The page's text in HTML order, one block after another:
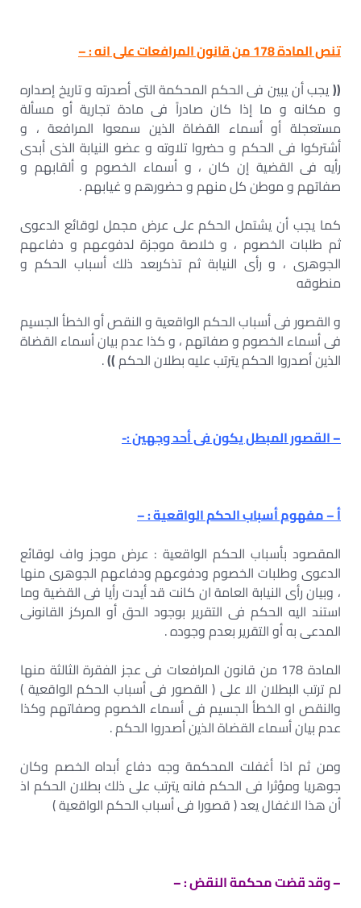
تنص المادة 178 من قانون المرافعات على انه : –
((يجب أن يبين فى الحكم المحكمة التى أصدرته و تاريخ إصداره
و مكانه و ما إذا كان صادراً فى مادة تجارية أو مسألة
مستعجلة أو أسماء القضاة الذين سمعوا المرافعة ، و
أشتركوا فى الحكم و حضروا تلاوته و عضو النيابة الذى أبدى
رأيه فى القضية إن كان ، و أسماء الخصوم و ألقابهم و
صفاتهم و موطن كل منهم و حضورهم و غيابهم .
كما يجب أن يشتمل الحكم على عرض مجمل لوقائع الدعوى
ثم طلبات الخصوم ، و خلاصة موجزة لدفوعهم و دفاعهم
الجوهرى ، و رأى النيابة ثم تذكربعد ذلك أسباب الحكم و
منطوقه
و القصور فى أسباب الحكم الواقعية و النقص أو الخطأ الجسيم
فى أسماء الخصوم و صفاتهم ، و كذا عدم بيان أسماء القضاة
الذين أصدروا الحكم يترتب عليه بطلان الحكم))
.
– القصور المبطل يكون فى أحد وجهين :-
أ – مفهوم أسباب الحكم الواقعية : –
المقصود بأسباب الحكم الواقعية : عرض موجز واف لوقائع
الدعوى وطلبات الخصوم ودفوعهم ودفاعهم الجوهرى منها
، وبيان رأى النيابة العامة ان كانت قد أيدت رأيا فى القضية وما
استند اليه الحكم فى التقرير بوجود الحق أو المركز القانونى
المدعى به أو التقرير بعدم وجوده .
المادة 178 من قانون المرافعات فى عجز الفقرة الثالثة منها
لم ترتب البطلان الا على ( القصور فى أسباب الحكم الواقعية )
والنقص او الخطأ الجسيم فى أسماء الخصوم وصفاتهم وكذا
عدم بيان أسماء القضاة الذين أصدروا الحكم .
ومن ثم اذا أغفلت المحكمة وجه دفاع أبداه الخصم وكان
جوهريا ومؤثرا فى الحكم فانه يترتب على ذلك بطلان الحكم اذ
أن هذا الاغفال يعد ( قصورا فى أسباب الحكم الواقعية )
– وقد قضت محكمة النقض : –